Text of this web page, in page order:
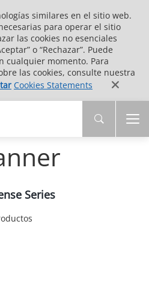
similares en el sitio web.
para operar el sitio
las cookies no esenciales
o “Rechazar”. Puede
cualquier momento. Para
las cookies, consulte nuestra
Cookies Statements
Series